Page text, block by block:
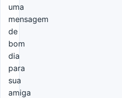
uma
mensagem
de
bom
dia
para
sua
amiga